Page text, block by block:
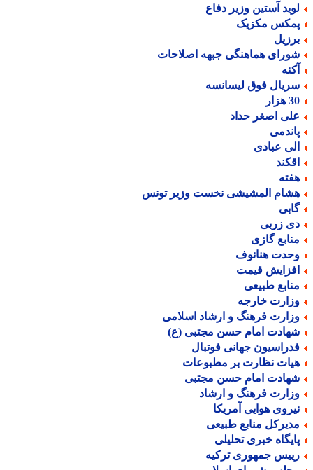
آستین وزیر دفاع
مکزیک
هماهنگی جبهه اصلاحات
فوق لیسانسه
اصغر حداد
عبادی
المشیشی نخست وزیر تونس
زربی
گازی
هنانوف
قیمت
طبیعی
خارجه
فرهنگ و ارشاد اسلامی
امام حسن مجتبی (ع)
جهانی فوتبال
نظارت بر مطبوعات
امام حسن مجتبی
فرهنگ و ارشاد
هوایی آمریکا
منابع طبیعی
خبری تحلیلی
جمهوری ترکیه